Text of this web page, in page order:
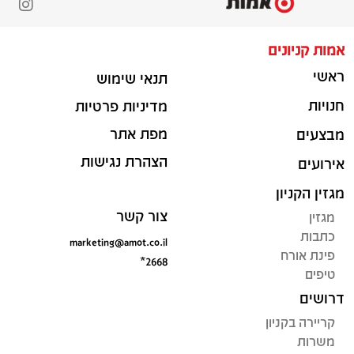
אמות קניונים
ראשי
חנויות
מבצעים
אירועים
מגזין הקניון
מגזין
כתבות
פינת אורח
טיפים
דרושים
קריירה בקניון
משרות
תנאי שימוש
מדיניות פרטיות
מפת אתר
הצהרת נגישות
צור קשר
marketing@amot.co.il
*2668